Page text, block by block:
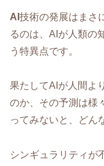
AI 技術の発展はまさ
るのは、AIが人類の
う特異点です。
果たしてAIが人間よ
のか、その予測は様
ってみないと、どん
シンギュラリティが